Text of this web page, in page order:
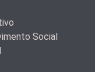
Social